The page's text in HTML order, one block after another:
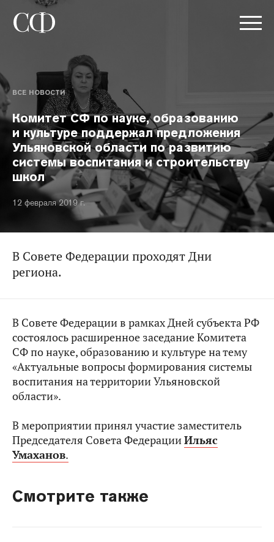
ВСЕ НОВОСТИ
Комитет СФ по науке, образованию
и культуре поддержал предложения
Ульяновской области по развитию
системы воспитания и строительству
школ
12 февраля 2019 г.
В Совете Федерации проходят Дни
региона.
В Совете Федерации в рамках Дней субъекта РФ
состоялось расширенное заседание Комитета
СФ по науке, образованию и культуре на тему
«Актуальные вопросы формирования системы
воспитания на территории Ульяновской
области».
В мероприятии принял участие заместитель
Председателя Совета ФедерацииИльяс
Умаханов.
Смотрите также